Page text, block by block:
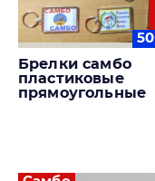
50
Брелки самбо
пластиковые
прямоугольные